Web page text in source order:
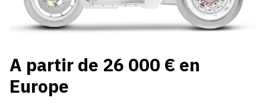
A partir de 26 000 € en
Europe